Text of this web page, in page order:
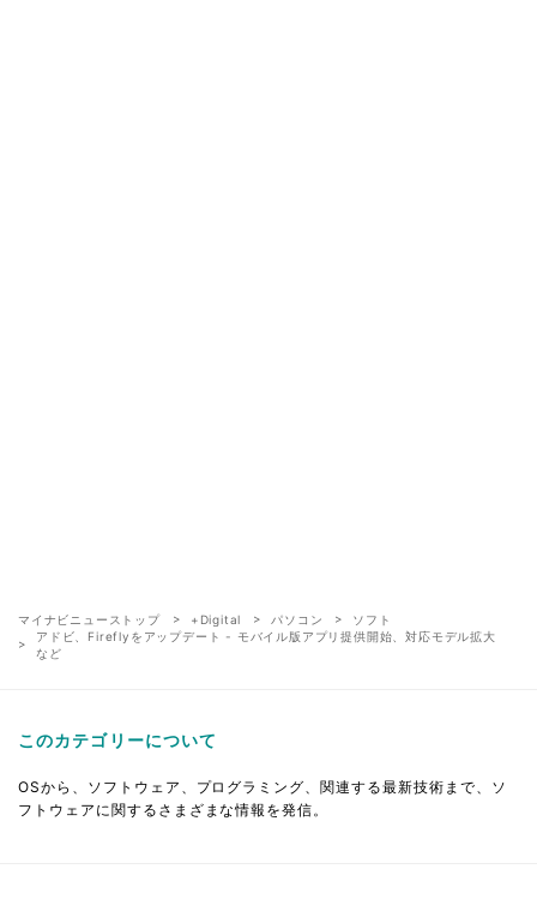
マイナビニューストップ +Digital パソコン
ソフト
アドビ、Fireflyをアップデート - モバイル版アプリ提供開始、対応モデル拡大
など
このカテゴリーについて
OSから、ソフトウェア、プログラミング、関連する最新技術まで、ソ
フトウェアに関するさまざまな情報を発信。